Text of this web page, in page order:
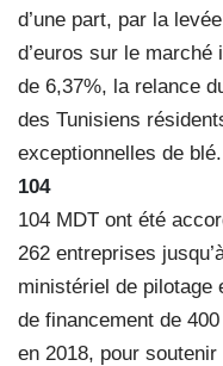
d’une part, par la
d’euros sur le marché
de 6,37%, la relance
des Tunisiens
exceptionnelles de blé.
104
104 MDT ont été
262 entreprises
ministériel de pilotage
de financement de
en 2018, pour